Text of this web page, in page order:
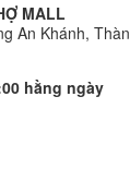
MALL
An Khánh,
hằng ngày